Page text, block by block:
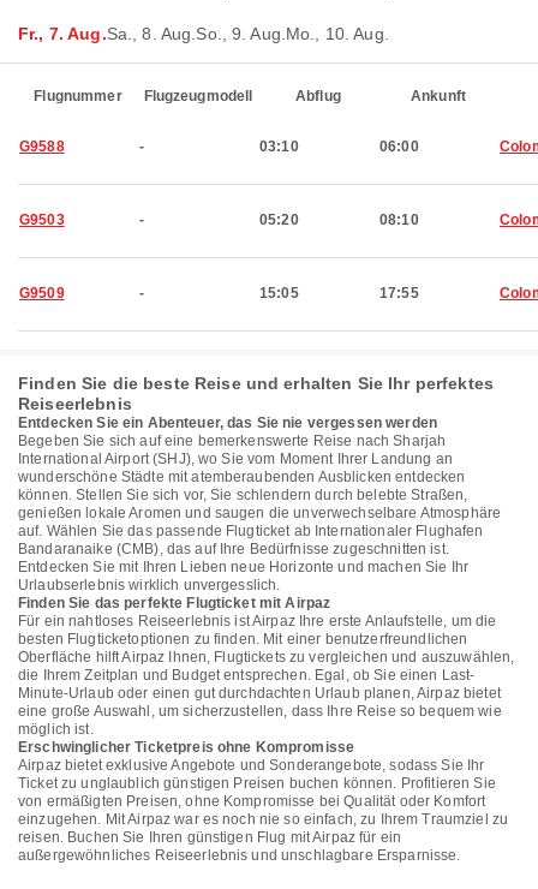
Fr., 7. Aug.Sa., 8. Aug. So., 9. Aug. Mo., 10. Aug.
Flugnummer Flugzeugmodell Abflug Ankunft
G9588 - 03:10 06:00
G9503 - 05:20 08:10
G9509 - 15:05 17:55
Finden Sie die beste Reise und erhalten Sie Ihr perfektes
Reiseerlebnis
Entdecken Sie ein Abenteuer, das Sie nie vergessen werden
Begeben Sie sich auf eine bemerkenswerte Reise nach Sharjah
International Airport (SHJ), wo Sie vom Moment Ihrer Landung an
wunderschöne Städte mit atemberaubenden Ausblicken entdecken
können. Stellen Sie sich vor, Sie schlendern durch belebte Straßen,
genießen lokale Aromen und saugen die unverwechselbare Atmosphäre
auf. Wählen Sie das passende Flugticket ab Internationaler Flughafen
Bandaranaike (CMB), das auf Ihre Bedürfnisse zugeschnitten ist.
Entdecken Sie mit Ihren Lieben neue Horizonte und machen Sie Ihr
Urlaubserlebnis wirklich unvergesslich.
Finden Sie das perfekte Flugticket mit Airpaz
Für ein nahtloses Reiseerlebnis ist Airpaz Ihre erste Anlaufstelle, um die
besten Flugticketoptionen zu finden. Mit einer benutzerfreundlichen
Oberfläche hilft Airpaz Ihnen, Flugtickets zu vergleichen und auszuwählen,
die Ihrem Zeitplan und Budget entsprechen. Egal, ob Sie einen Last-
Minute-Urlaub oder einen gut durchdachten Urlaub planen, Airpaz bietet
eine große Auswahl, um sicherzustellen, dass Ihre Reise so bequem wie
möglich ist.
Erschwinglicher Ticketpreis ohne Kompromisse
Airpaz bietet exklusive Angebote und Sonderangebote, sodass Sie Ihr
Ticket zu unglaublich günstigen Preisen buchen können. Profitieren Sie
von ermäßigten Preisen, ohne Kompromisse bei Qualität oder Komfort
einzugehen. Mit Airpaz war es noch nie so einfach, zu Ihrem Traumziel zu
reisen. Buchen Sie Ihren günstigen Flug mit Airpaz für ein
außergewöhnliches Reiseerlebnis und unschlagbare Ersparnisse.